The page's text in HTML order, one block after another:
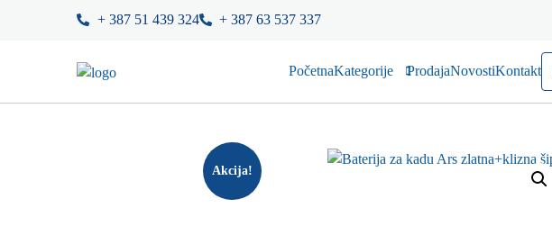
+ 387 51 439 324 + 387 63 537 337
PočetnaKategorije ProdajaNovostiKontakt
Akcija!